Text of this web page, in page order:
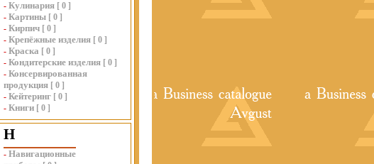
- Кулинария [ 0 ]
- Картины [ 0 ]
- Кирпич [ 0 ]
- Крепёжные изделия [ 0 ]
- Краска [ 0 ]
- Кондитерские изделия [ 0 ]
- Консервированная
продукция [ 0 ]
- Кейтеринг [ 0 ]
- Книги [ 0 ]
Н
- Навигационные